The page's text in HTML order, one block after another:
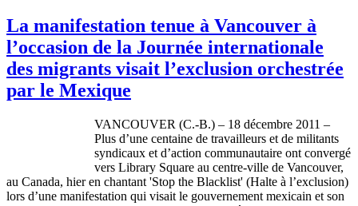
La manifestation tenue à Vancouver à
l’occasion de la Journée internationale
des migrants visait l’exclusion orchestrée
par le Mexique
VANCOUVER (C.-B.) – 18 décembre 2011 –
Plus d’une centaine de travailleurs et de militants
syndicaux et d’action communautaire ont convergé
vers Library Square au centre-ville de Vancouver,
au Canada, hier en chantant 'Stop the Blacklist' (Halte à l’exclusion)
lors d’une manifestation qui visait le gouvernement mexicain et son